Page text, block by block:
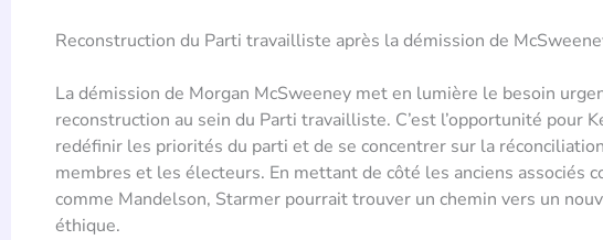
Reconstruction du Parti travailliste après la démission de
La démission de Morgan McSweeney met en lumière le besoin
reconstruction au sein du Parti travailliste. C’est l’opportunité pour
redéfinir les priorités du parti et de se concentrer sur la
membres et les électeurs. En mettant de côté les anciens associés
comme Mandelson, Starmer pourrait trouver un chemin vers un
éthique.